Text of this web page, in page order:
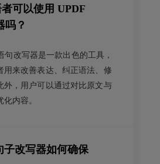
可以使用 UPDF
吗？
句改写器是一款出色的工具，
用来改善表达、纠正语法、修
外，用户可以通过对比原文与
内容。
子改写器如何确保